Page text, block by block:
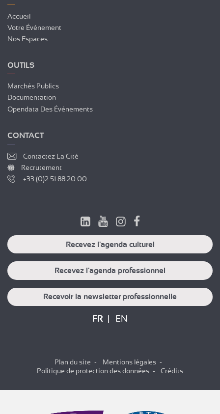
Accueil
Votre Événement
Nos Espaces
OUTILS
Marchés Publics
Documentation
Opendata Des Événements
CONTACT
Contactez La Cité
Recrutement
+33 (0)2 51 88 20 00
Recevez l'agenda culturel
Recevez l'agenda professionnel
Recevoir la newsletter professionnelle
FR EN
Plan du site
Mentions légales
Politique de protection des données
Crédits